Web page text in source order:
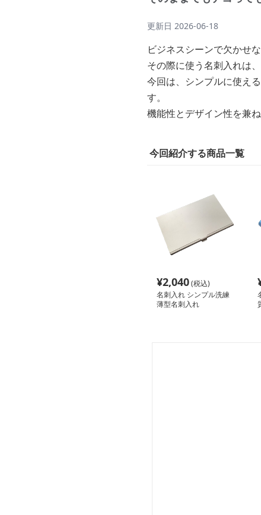
更新日 2026-06-18
ビジネスシーンで欠かせな
その際に使う名刺入れは
今回は、シンプルに使え
す。
機能性とデザイン性を兼
今回紹介する商品一覧
¥2,040(税込)
名刺入れ シンプル洗練
薄型名刺入れ